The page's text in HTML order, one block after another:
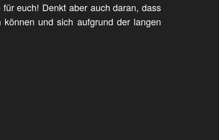
euch! Denkt aber auch daran, dass
und sich aufgrund der langen